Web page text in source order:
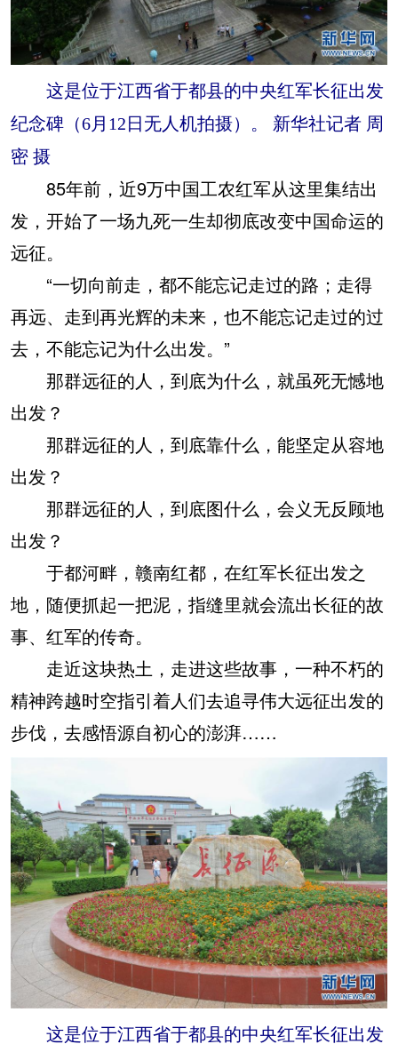
这是位于江西省于都县的中央红军长征出发
纪念碑（6月12日无人机拍摄）。 新华社记者 周
密 摄
85年前，近9万中国工农红军从这里集结出
发，开始了一场九死一生却彻底改变中国命运的
远征。
“一切向前走，都不能忘记走过的路；走得
再远、走到再光辉的未来，也不能忘记走过的过
去，不能忘记为什么出发。”
那群远征的人，到底为什么，就虽死无憾地
出发？
那群远征的人，到底靠什么，能坚定从容地
出发？
那群远征的人，到底图什么，会义无反顾地
出发？
于都河畔，赣南红都，在红军长征出发之
地，随便抓起一把泥，指缝里就会流出长征的故
事、红军的传奇。
走近这块热土，走进这些故事，一种不朽的
精神跨越时空指引着人们去追寻伟大远征出发的
步伐，去感悟源自初心的澎湃……
这是位于江西省于都县的中央红军长征出发